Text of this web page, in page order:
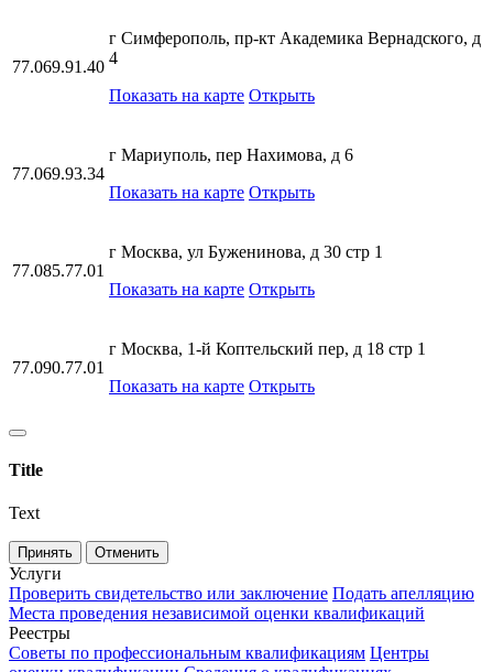
77.069.91.40
г Симферополь, пр-кт Академика Вернадского, д
4
Показать на карте Открыть
77.069.93.34
г Мариуполь, пер Нахимова, д 6
Показать на карте Открыть
77.085.77.01
г Москва, ул Буженинова, д 30 стр 1
Показать на карте Открыть
77.090.77.01
г Москва, 1-й Коптельский пер, д 18 стр 1
Показать на карте Открыть
Title
Text
Принять Отменить
Услуги
Проверить свидетельство или заключение Подать апелляцию
Места проведения независимой оценки квалификаций
Реестры
Советы по профессиональным квалификациям Центры